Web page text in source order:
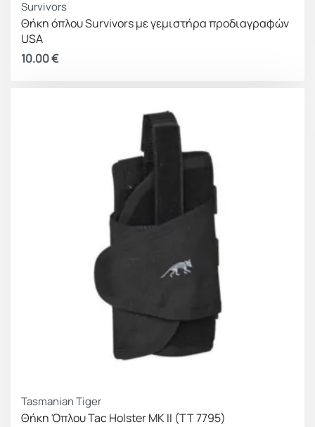
Survivors
Θήκη όπλου Survivors με γεμιστήρα προδιαγραφών
USA
10.00€
Tasmanian Tiger
Θήκη Όπλου Tac Holster MK II (TT 7795)